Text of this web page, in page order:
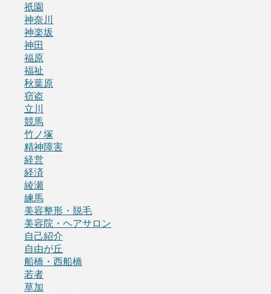
祇園
神奈川
神楽坂
神田
福原
福祉
秋葉原
窃盗
立川
競馬
竹ノ塚
精神障害
経営
経済
綾瀬
練馬
美容整形・脱毛
美容院・ヘアサロン
自己紹介
自由が丘
船橋・西船橋
若者
草加